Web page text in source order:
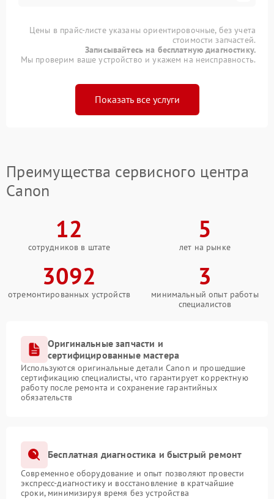
Цены в прайс-листе указаны ориентировочные, без учета
стоимости запчастей.
Записывайтесь на бесплатную диагностику.
Мы проверим ваше устройство и укажем на неисправность.
Показать все услуги
Преимущества сервисного центра
Canon
12
сотрудников в штате
5
лет на рынке
3092
отремонтированных устройств
3
минимальный опыт работы
специалистов
Оригинальные запчасти и
сертифицированные мастера
Используются оригинальные детали Canon и прошедшие
сертификацию специалисты, что гарантирует корректную
работу после ремонта и сохранение гарантийных
обязательств
Бесплатная диагностика и быстрый ремонт
Современное оборудование и опыт позволяют провести
экспресс-диагностику и восстановление в кратчайшие
сроки, минимизируя время без устройства